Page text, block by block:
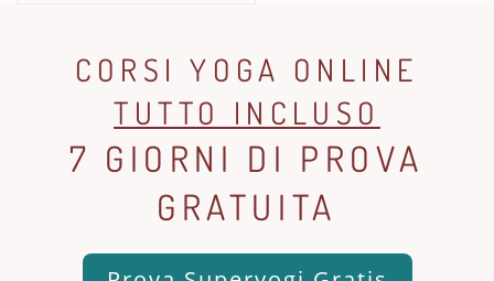
CORSI YOGA ONLINE
TUTTO INCLUSO
7 GIORNI DI PROVA
GRATUITA